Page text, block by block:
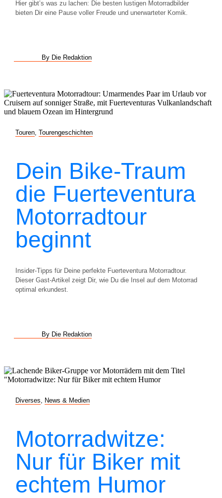
Hier gibt’s was zu lachen: Die besten lustigen Motorradbilder
bieten Dir eine Pause voller Freude und unerwarteter Komik.
By Die Redaktion
Touren Tourengeschichten
Dein Bike-Traum
die Fuerteventura
Motorradtour
beginnt
Insider-Tipps für Deine perfekte Fuerteventura Motorradtour.
Dieser Gast-Artikel zeigt Dir, wie Du die Insel auf dem Motorrad
optimal erkundest.
By Die Redaktion
Diverses News & Medien
Motorradwitze:
Nur für Biker mit
echtem Humor